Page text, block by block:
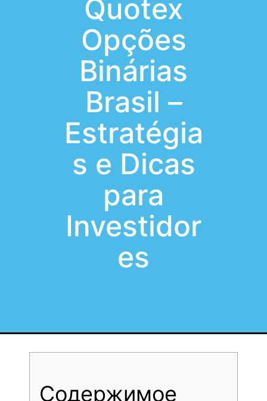
Quotex
Opções
Binárias
Brasil –
Estratégia
s e Dicas
para
Investidor
es
Содержимое